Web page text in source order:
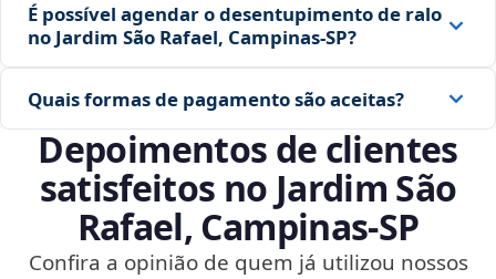
É possível agendar o desentupimento de ralo
no Jardim São Rafael, Campinas‑SP?
Quais formas de pagamento são aceitas?
Depoimentos de clientes
satisfeitos no Jardim São
Rafael, Campinas‑SP
Confira a opinião de quem já utilizou nossos